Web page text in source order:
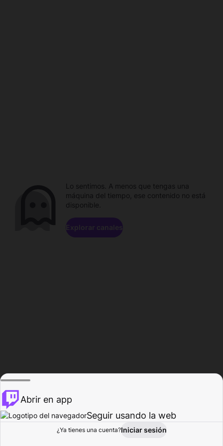
Explorar Actividad
Lo sentimos. A menos que tengas una
máquina del tiempo, ese contenido no está
disponible.
Explorar canales
Abrir en app
Seguir usando la web
¿Ya tienes una cuenta?Iniciar sesión